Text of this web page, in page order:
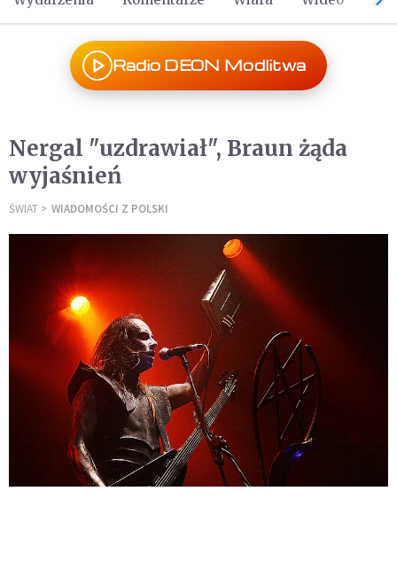
Radio DEON Modlitwa
Nergal "uzdrawiał", Braun żąda
wyjaśnień
ŚWIAT WIADOMOŚCI Z POLSKI